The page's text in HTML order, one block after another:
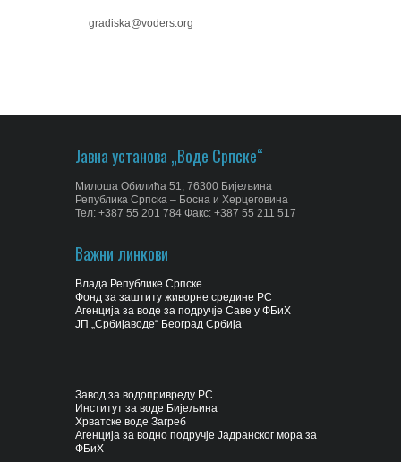
gradiska@voders.org
Јавна установа „Воде Српске“
Милоша Обилића 51, 76300 Бијељина
Република Српска – Босна и Херцеговина
Тел: +387 55 201 784 Факс: +387 55 211 517
Важни линкови
Влада Републике Српске
Фонд за заштиту живорне средине РС
Агенција за воде за подручје Саве у ФБиХ
ЈП „Србијаводе“ Београд Србија
Завод за водопривреду РС
Институт за воде Бијељина
Хрватске воде Загреб
Агенција за водно подручје Јадранског мора за
ФБиХ